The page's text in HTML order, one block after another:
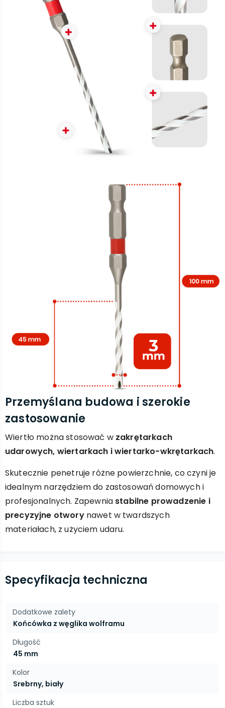
Przemyślana budowa i szerokie
zastosowanie
Wiertło można stosować w zakrętarkach
udarowych, wiertarkach i wiertarko-wkrętarkach.
Skutecznie penetruje różne powierzchnie, co czyni je
idealnym narzędziem do zastosowań domowych i
profesjonalnych. Zapewnia stabilne prowadzenie i
precyzyjne otworynawet w twardszych
materiałach, z użyciem udaru.
Specyfikacja techniczna
Dodatkowe zalety
Końcówka z węglika wolframu
Długość
45 mm
Kolor
Srebrny, biały
Liczba sztuk